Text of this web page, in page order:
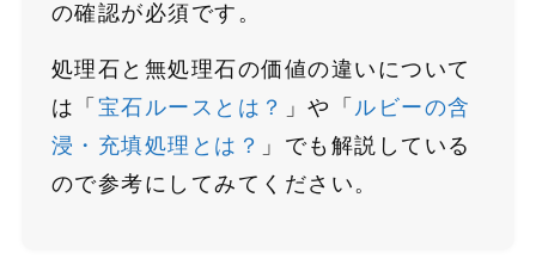
の確認が必須です。
処理石と無処理石の価値の違いについて
は「 宝石ルースとは？ 」や「 ルビーの含
浸・充填処理とは？ 」でも解説している
ので参考にしてみてください。